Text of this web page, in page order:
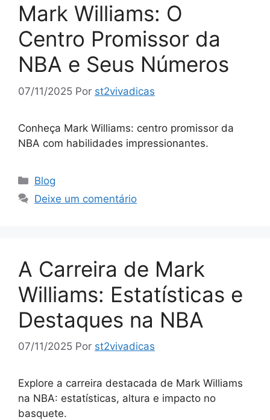
Mark Williams: O
Centro Promissor da
NBA e Seus Números
07/11/2025 Por st2vivadicas
Conheça Mark Williams: centro promissor da
NBA com habilidades impressionantes.
Categorias
Blog
Deixe um comentário
A Carreira de Mark
Williams: Estatísticas e
Destaques na NBA
07/11/2025 Por st2vivadicas
Explore a carreira destacada de Mark Williams
na NBA: estatísticas, altura e impacto no
basquete.